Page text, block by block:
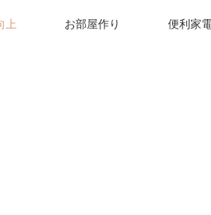
上 お部屋作り 便利家